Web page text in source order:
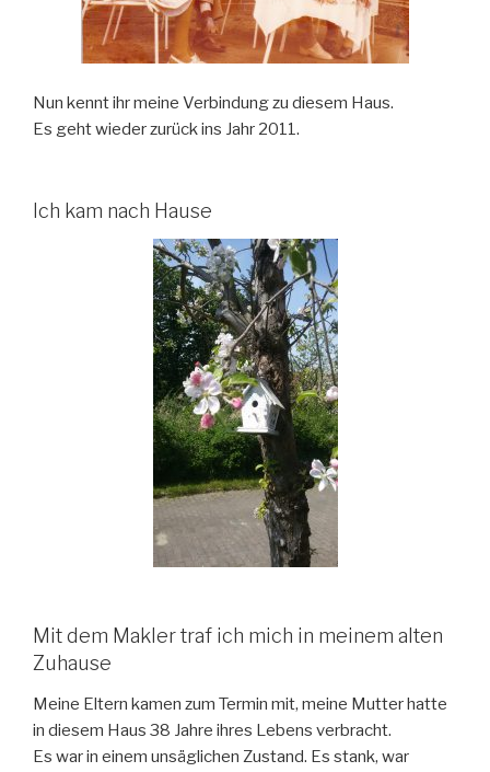
Nun kennt ihr meine Verbindung zu diesem Haus.
Es geht wieder zurück ins Jahr 2011.
Ich kam nach Hause
Mit dem Makler traf ich mich in meinem alten
Zuhause
Meine Eltern kamen zum Termin mit, meine Mutter hatte
in diesem Haus 38 Jahre ihres Lebens verbracht.
Es war in einem unsäglichen Zustand. Es stank, war